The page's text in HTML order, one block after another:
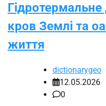
кров Землі та
життя
dictionarygeo
12.05.2026
0